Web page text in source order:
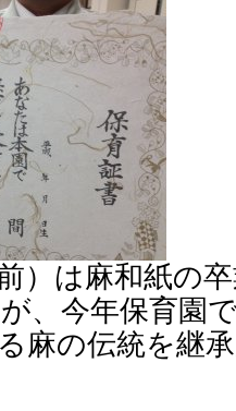
）は麻和紙の
、今年保育園
麻の伝統を継